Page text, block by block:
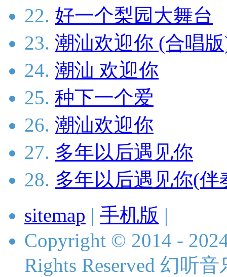
22. 好一个梨园大舞台
23. 潮汕欢迎你 (合唱
24. 潮汕 欢迎你
25. 种下一个爱
26. 潮汕欢迎你
27. 多年以后遇见你
28. 多年以后遇见你(伴
sitemap | 手机版 |
Copyright © 2014 -
Rights Reserved 幻听